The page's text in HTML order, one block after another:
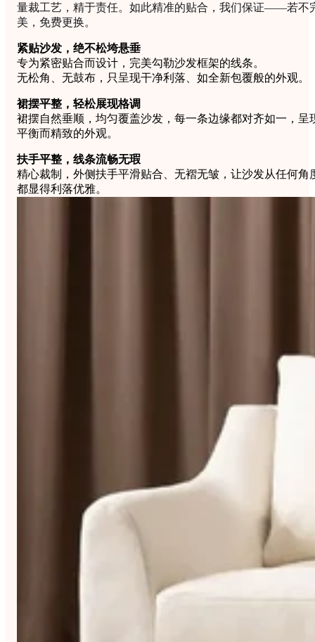
量裁工艺，精于责任。如此精准的贴合，我们保证——若不
美，免费更换。
紧贴沙发，绝不松垮悬垂
专为紧密贴合而设计，完美勾勒沙发框架的线条。
无松角、无鼓布，只呈现干净利落、如全新包覆般的外观。
裙摆平整，轻松展现格调
裙摆自然垂顺，均匀覆盖沙发，每一条边缘都对齐如一，呈
平衡而精致的外观。
扶手平整，线条流畅无瑕
精心裁制，外侧扶手平滑贴合、无褶无皱，让沙发从任何角
都显得利落优雅。